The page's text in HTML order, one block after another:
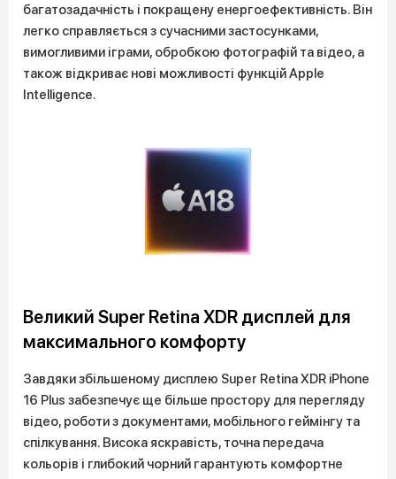
багатозадачність і покращену енергоефективність. Він
легко справляється з сучасними застосунками,
вимогливими іграми, обробкою фотографій та відео, а
також відкриває нові можливості функцій Apple
Intelligence.
Великий Super Retina XDR дисплей для
максимального комфорту
Завдяки збільшеному дисплею Super Retina XDR iPhone
16 Plus забезпечує ще більше простору для перегляду
відео, роботи з документами, мобільного геймінгу та
спілкування. Висока яскравість, точна передача
кольорів і глибокий чорний гарантують комфортне